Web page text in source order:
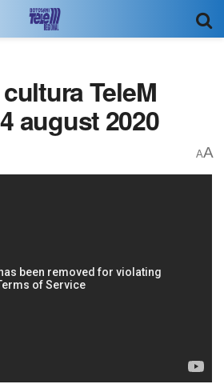
TeleM
august 2020
AA